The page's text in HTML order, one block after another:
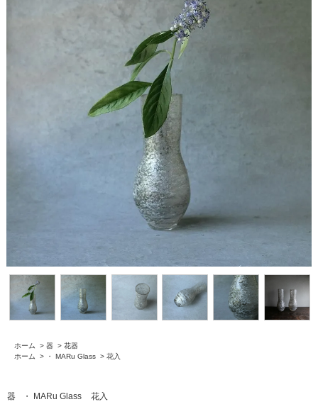
ホーム > 器 > 花器
ホーム
> ・ MARu Glass > 花入
器 ・ MARu Glass 花入